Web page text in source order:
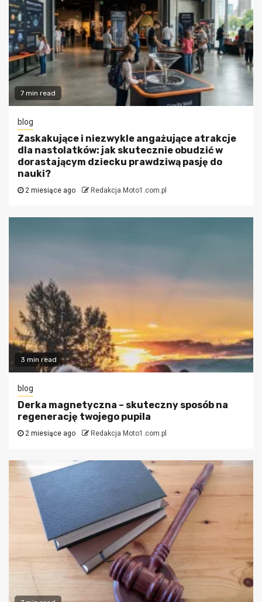
7 min read
blog
Zaskakujące i niezwykle angażujące atrakcje
dla nastolatków: jak skutecznie obudzić w
dorastającym dziecku prawdziwą pasję do
nauki?
2 miesiące ago Redakcja Moto1.com.pl
3 min read
blog
Derka magnetyczna – skuteczny sposób na
regenerację twojego pupila
2 miesiące ago Redakcja Moto1.com.pl